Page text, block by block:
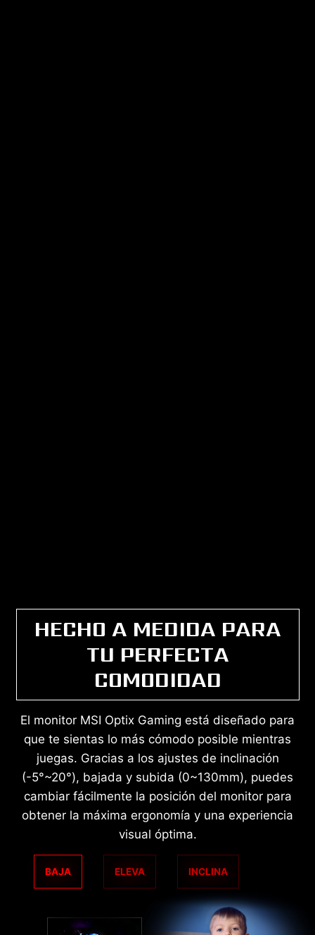
HECHO A MEDIDA PARA
TU PERFECTA
COMODIDAD
El monitor MSI Optix Gaming está diseñado para
que te sientas lo más cómodo posible mientras
juegas. Gracias a los ajustes de inclinación
(-5°~20°), bajada y subida (0~130mm), puedes
cambiar fácilmente la posición del monitor para
obtener la máxima ergonomía y una experiencia
visual óptima.
BAJA ELEVA INCLINA